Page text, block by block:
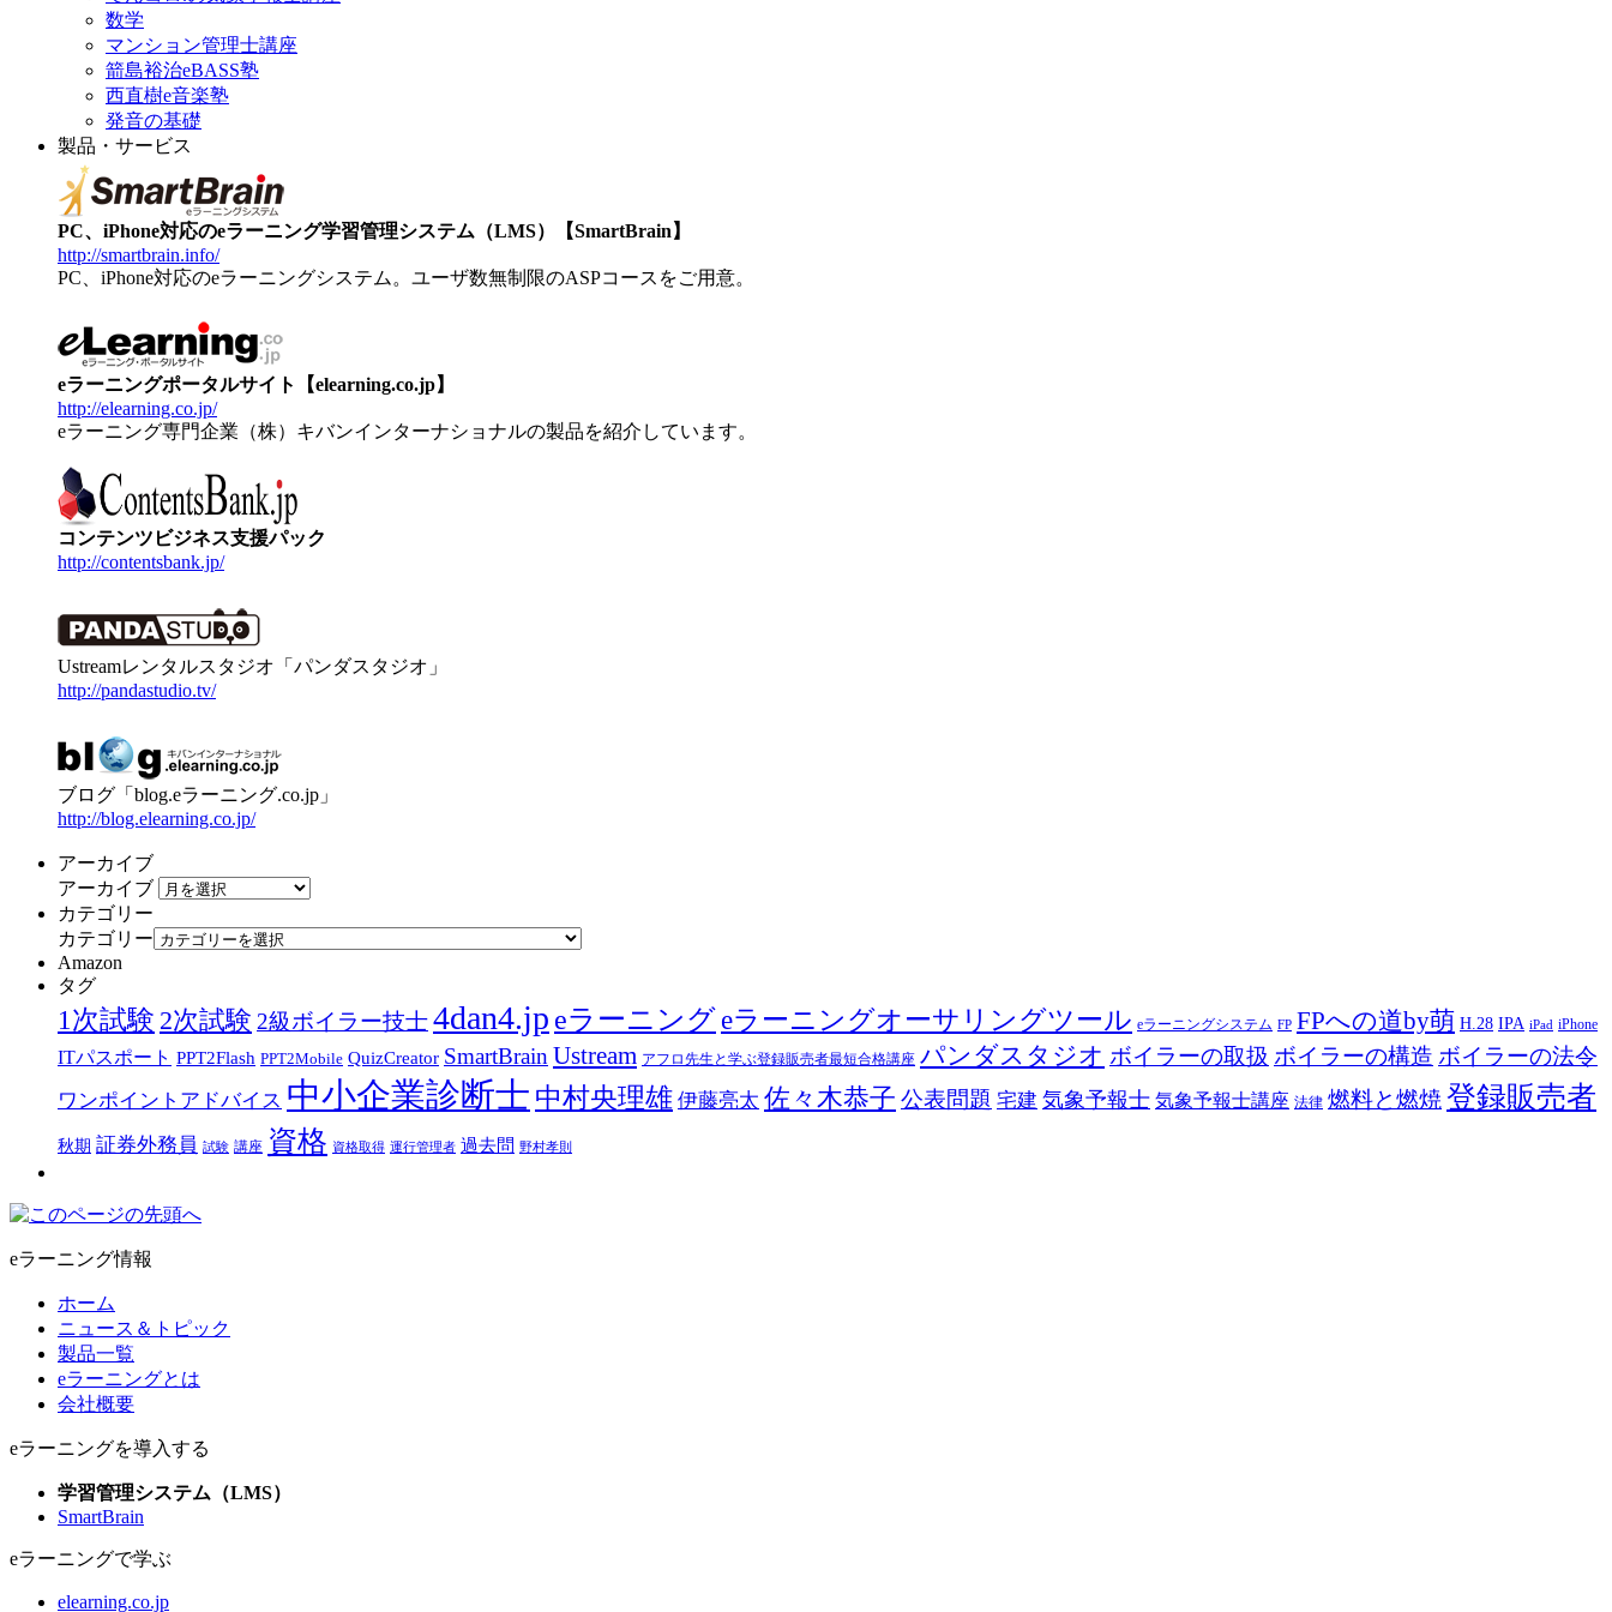
数学
マンション管理士講座
箭島裕治eBASS塾
西直樹e音楽塾
発音の基礎
製品・サービス
PC、iPhone対応のeラーニング学習管理システム（LMS）【SmartBrain】
http://smartbrain.info/
PC、iPhone対応のeラーニングシステム。ユーザ数無制限のASPコースをご用意。
eラーニングポータルサイト【elearning.co.jp】
http://elearning.co.jp/
eラーニング専門企業（株）キバンインターナショナルの製品を紹介しています。
コンテンツビジネス支援パック
http://contentsbank.jp/
Ustreamレンタルスタジオ「パンダスタジオ」
http://pandastudio.tv/
ブログ「blog.eラーニング.co.jp」
http://blog.elearning.co.jp/
アーカイブ
アーカイブ
カテゴリー
カテゴリー
Amazon
タグ
1次試験 2次試験 2級ボイラー技士4dan4.jp eラーニング eラーニングオーサリングツール eラーニングシステム FP FPへの道by萌 H.28 IPA iPad iPhone
ITパスポート PPT2Flash PPT2Mobile QuizCreator SmartBrain Ustream アフロ先生と学ぶ登録販売者最短合格講座 パンダスタジオ ボイラーの取扱 ボイラーの構造 ボイラーの法令
ワンポイントアドバイス 中小企業診断士 中村央理雄 伊藤亮太 佐々木恭子 公表問題 宅建 気象予報士 気象予報士講座 法律 燃料と燃焼 登録販売者
秋期 証券外務員 試験 講座 資格 資格取得 運行管理者 過去問 野村孝則
eラーニング情報
ホーム
ニュース＆トピック
製品一覧
eラーニングとは
会社概要
eラーニングを導入する
学習管理システム（LMS）
SmartBrain
eラーニングで学ぶ
elearning.co.jp